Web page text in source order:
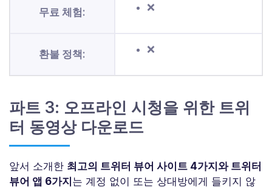
무료 체험: ❌
환불 정책: ❌
파트 3: 오프라인 시청을 위한 트위
터 동영상 다운로드
앞서 소개한 최고의 트위터 뷰어 사이트 4가지와 트위터
뷰어 앱 6가지는 계정 없이 또는 상대방에게 들키지 않